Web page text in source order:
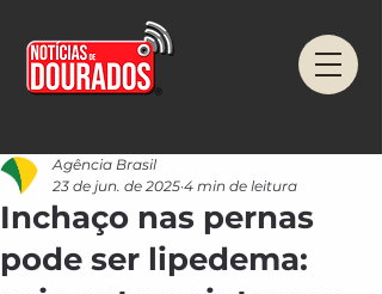
Inchaço nas pernas
pode ser lipedema:
Agência Brasil
23 de jun. de 2025 4 min de leitura